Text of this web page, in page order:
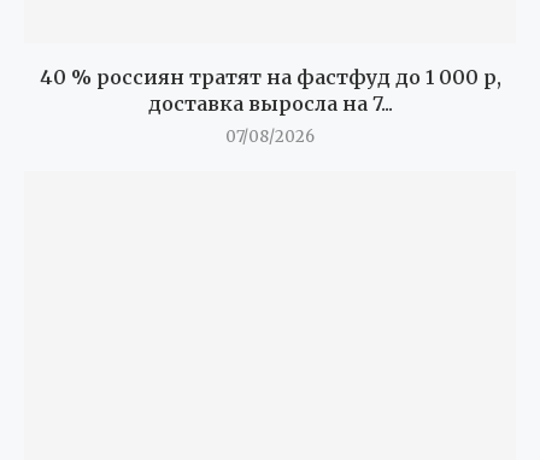
40 % россиян тратят на фастфуд до 1 000 р,
доставка выросла на 7...
07/08/2026